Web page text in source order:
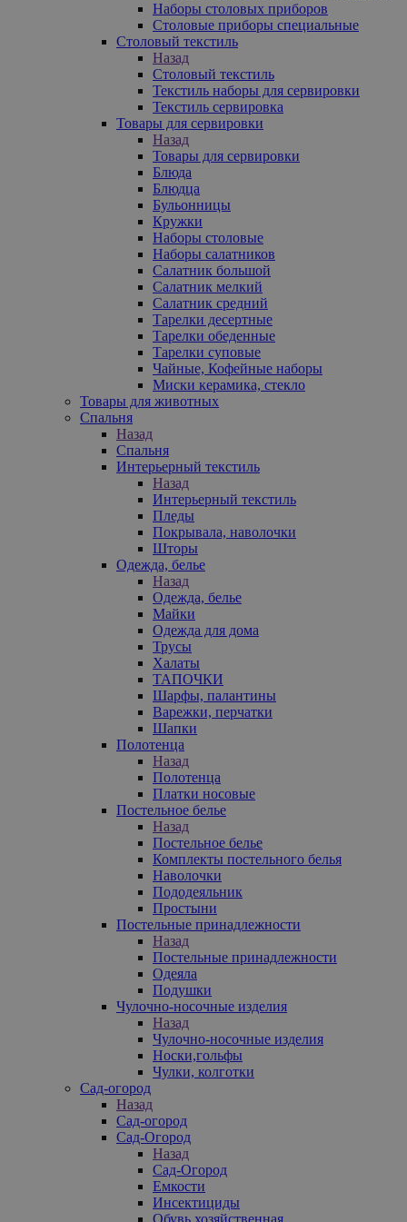
Наборы столовых приборов
Столовые приборы специальные
Столовый текстиль
Назад
Столовый текстиль
Текстиль наборы для сервировки
Текстиль сервировка
Товары для сервировки
Назад
Товары для сервировки
Блюда
Блюдца
Бульонницы
Кружки
Наборы столовые
Наборы салатников
Салатник большой
Салатник мелкий
Салатник средний
Тарелки десертные
Тарелки обеденные
Тарелки суповые
Чайные, Кофейные наборы
Миски керамика, стекло
Товары для животных
Спальня
Назад
Спальня
Интерьерный текстиль
Назад
Интерьерный текстиль
Пледы
Покрывала, наволочки
Шторы
Одежда, белье
Назад
Одежда, белье
Майки
Одежда для дома
Трусы
Халаты
ТАПОЧКИ
Шарфы, палантины
Варежки, перчатки
Шапки
Полотенца
Назад
Полотенца
Платки носовые
Постельное белье
Назад
Постельное белье
Комплекты постельного белья
Наволочки
Пододеяльник
Простыни
Постельные принадлежности
Назад
Постельные принадлежности
Одеяла
Подушки
Чулочно-носочные изделия
Назад
Чулочно-носочные изделия
Носки,гольфы
Чулки, колготки
Сад-огород
Назад
Сад-огород
Сад-Огород
Назад
Сад-Огород
Емкости
Инсектициды
Обувь хозяйственная